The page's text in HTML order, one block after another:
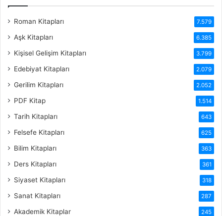
Roman Kitapları 7.579
Aşk Kitapları 6.385
Kişisel Gelişim Kitapları 3.799
Edebiyat Kitapları 2.079
Gerilim Kitapları 2.052
PDF Kitap 1.514
Tarih Kitapları 643
Felsefe Kitapları 625
Bilim Kitapları 363
Ders Kitapları 361
Siyaset Kitapları 318
Sanat Kitapları 287
Akademik Kitaplar 245